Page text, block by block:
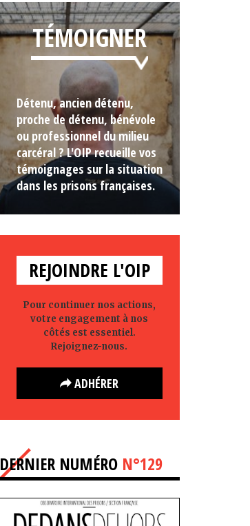
TÉMOIGNER
Détenu, ancien détenu,
proche de détenu, bénévole
ou professionnel du milieu
carcéral ? L'OIP recueille vos
témoignages sur la situation
dans les prisons françaises.
REJOINDRE L'OIP
Pour continuer nos actions,
votre engagement à nos
côtés est essentiel.
Rejoignez-nous.
ADHÉRER
DERNIER NUMÉRO N°129